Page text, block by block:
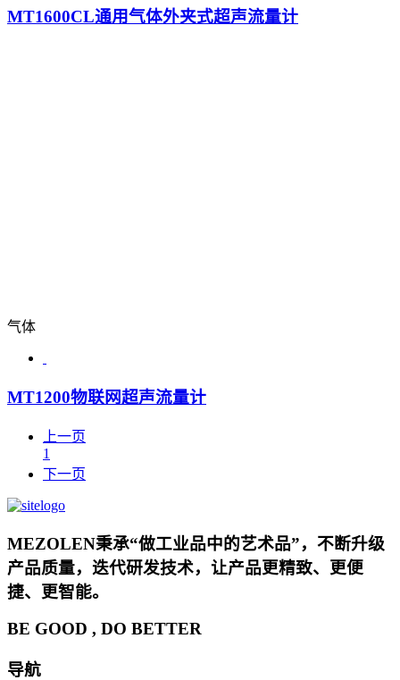
MT1600CL通用气体外夹式超声流量计
气体
MT1200物联网超声流量计
上一页
1
下一页
MEZOLEN秉承“做工业品中的艺术品”，不断升级
产品质量，迭代研发技术，让产品更精致、更便
捷、更智能。
BE GOOD , DO BETTER
导航